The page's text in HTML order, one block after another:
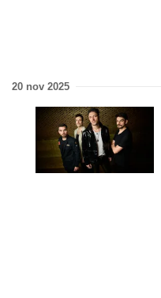
20 nov 2025